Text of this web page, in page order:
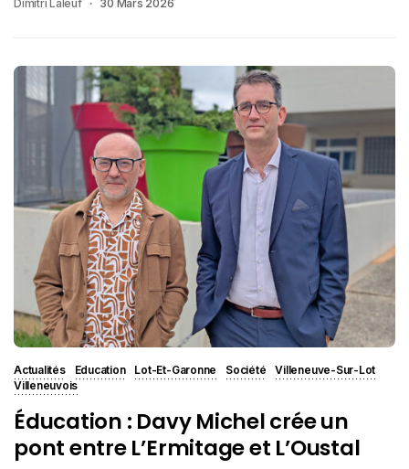
Dimitri Laleuf 30 Mars 2026
Actualités Education Lot-Et-Garonne Société
Villeneuve-Sur-Lot
Villeneuvois
Éducation : Davy Michel crée un
pont entre L’Ermitage et L’Oustal